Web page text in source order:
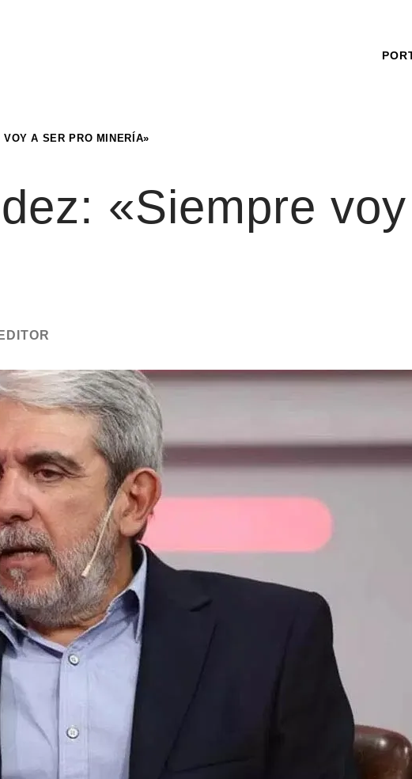
A SER PRO MINERÍA»
«Siempre
EDITOR